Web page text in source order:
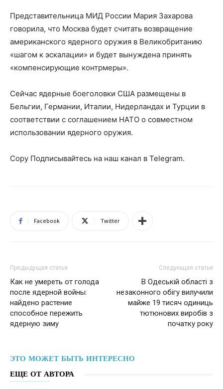
Представительница МИД России Мария Захарова
говорила, что Москва будет считать возвращение
американского ядерного оружия в Великобританию
«шагом к эскалации» и будет вынуждена принять
«компенсирующие контрмеры».
Сейчас ядерные боеголовки США размещены в
Бельгии, Германии, Италии, Нидерландах и Турции в
соответствии с соглашением НАТО о совместном
использовании ядерного оружия.
Copy Подписывайтесь на наш канал в Telegram.
Facebook Twitter
Предыдущая статья
Как не умереть от голода
после ядерной войны:
найдено растение
способное пережить
ядерную зиму
Следующая статья
В Одеській області з
незаконного обігу вилучили
майже 19 тисяч одиниць
тютюнових виробів з
початку року
ЭТО МОЖЕТ БЫТЬ ИНТЕРЕСНО
ЕЩЕ ОТ АВТОРА